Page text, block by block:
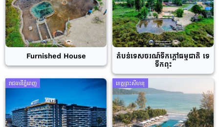
Furnished House
តំបន់ទេសចរណ៍ទឹកក្តៅធម្មជាតិ ទេ
ទឹកពុះ
រាជធានីភ្នំពេញ ខេត្តព្រះសីហនុ